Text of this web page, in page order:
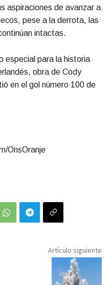
aspiraciones de avanzar a
pese a la derrota, las
intactas.
especial para la historia
obra de Cody
en el gol número 100 de
OnsOranje
Artículo siguiente